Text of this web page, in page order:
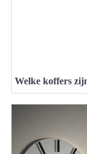
Welke koffers